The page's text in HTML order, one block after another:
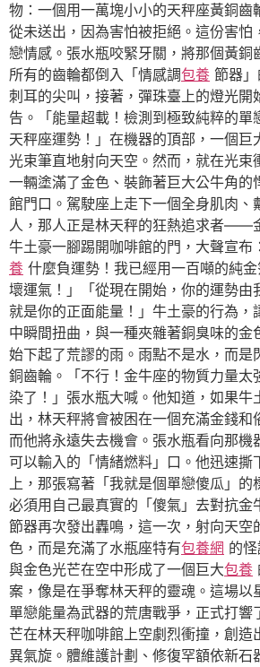
物：一個用一萬塊小小的天秤座黃銅齒
從未送出，因為害怕被拒絕。這份害怕
戀情感。張水瓶咬緊牙關，將那個黃銅
所有的齒輪都倒入「情感調包養 節器
刺耳的尖叫，接著，彈珠臺上的燈光開
告。「能量超載！檢測到極致純粹的單
天秤座運勢！」在機器的頂部，一個巨
光束筆直地射向天空。然而，就在光束
一輛塗滿了金色、裝飾著巨大公牛角的
館門口。駕駛座上走下一個全身肌肉、
人，那人正是林天秤的狂熱追求者——
牛土豪一腳踢開咖啡館的門，大聲宣布
養 什麼負運勢！我已經用一百噸的純
壞運氣！」「從現在開始，你的運勢由
就是你的正面能量！」牛土豪的行為，
中瞬間扭曲，與一種夾雜著銅臭味的金
始下起了荒謬的雨。雨點不是水，而是
銅齒輪。「不行！金牛座的物質力量太
染了！」張水瓶大喊。他知道，如果牛
出，林天秤將會被困在一個充滿金錢和
而他將永遠失去機會。張水瓶看向那機
可以輸入的「情緒燃料」口。他迅速撕
上，那張寫著「我就是個單戀傻瓜」的
必須用自己最真實的「傻氣」去對抗金
節器再次發出轟鳴，這一次，射向天空
色，而是充滿了水瓶座特有包養網 的
與金色光芒在空中形成了一個巨大包養
案，像是在爭奪林天秤的靈魂。這場以
單戀能量為武器的荒唐戰爭，正式打響
芒在林天秤咖啡館上空劇烈衝撞，創造
異氣旋。體維護計劃、修復罕額依新石